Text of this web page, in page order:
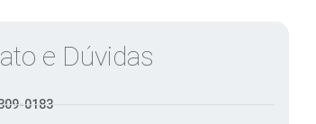
e Dúvidas
0183